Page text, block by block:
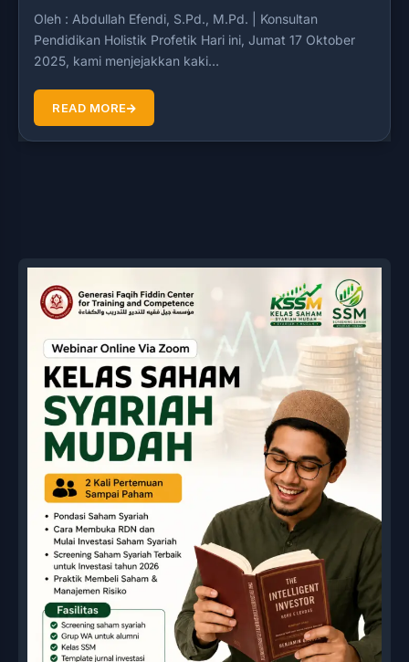
Oleh : Abdullah Efendi, S.Pd., M.Pd. | Konsultan
Pendidikan Holistik Profetik Hari ini, Jumat 17 Oktober
2025, kami menjejakkan kaki…
READ MORE